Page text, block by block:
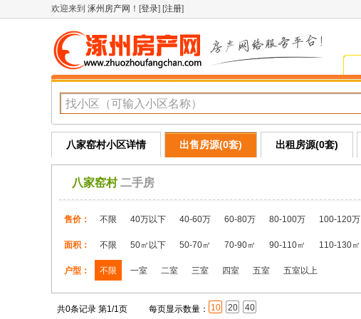
欢迎来到 涿州房产网 ！[登录] [注册]
八家窑村小区详情 出售房源(0套) 出租房源(0套)
八家窑村 二手房
售价： 不限 40万以下 40-60万 60-80万 80-100万 100-120万
面积： 不限 50㎡以下 50-70㎡ 70-90㎡ 90-110㎡ 110-130㎡
户型： 不限 一室 二室 三室 四室 五室 五室以上
共0条记录 第1/1页 每页显示数量： 10 20 40